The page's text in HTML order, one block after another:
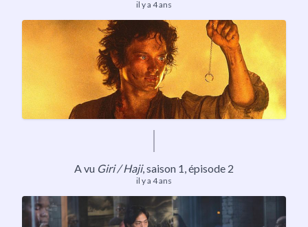
il y a 4 ans
A vu Giri / Haji,saison 1, épisode 2
il y a 4 ans